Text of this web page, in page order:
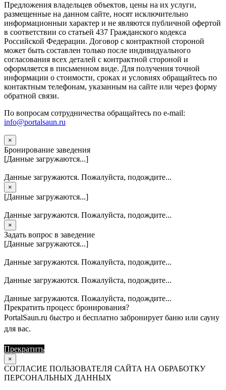
Предложения владельцев объектов, цены на их услуги,
размещенные на данном сайте, носят исключительно
информационныи характер и не являются публичной офертой
в соответствии со статьей 437 Гражданского кодекса
Российской Федерации. Договор с контрактной стороной
может быть составлен только после индивидуального
согласования всех деталей с контрактной стороной и
оформляется в письменном виде. Для получения точной
информации о стоимости, сроках и условиях обращайтесь по
контактным телефонам, указанным на сайте или через форму
обратной связи.
По вопросам сотрудничества обращайтесь по e-mail:
info@portalsaun.ru
×
Бронирование заведения
[Данные загружаются...]
Данные загружаются. Пожалуйста, подождите...
×
[Данные загружаются...]
Данные загружаются. Пожалуйста, подождите...
×
Задать вопрос в заведение
[Данные загружаются...]
Данные загружаются. Пожалуйста, подождите...
Данные загружаются. Пожалуйста, подождите...
Данные загружаются. Пожалуйста, подождите...
Прекратить процесс бронирования?
PortalSaun.ru быстро и бесплатно забронирует баню или сауну
для вас.
Прекратить
×
СОГЛАСИЕ ПОЛЬЗОВАТЕЛЯ САЙТА НА ОБРАБОТКУ
ПЕРСОНАЛЬНЫХ ДАННЫХ